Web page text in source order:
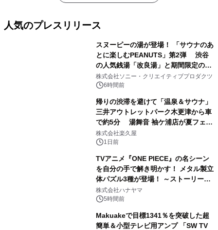
人気のプレスリリース
スヌーピーの湯が登場！ 「サウナのあ
とに楽しむPEANUTS」第2弾 渋谷
の人気銭湯「改良湯」と期間限定のコ
ラボレーション サウナイキタイコラ
ボグッズも発売決定！
株式会社ソニー・クリエイティブプロダクツ
6時間前
帰りの渋滞を避けて「温泉＆サウナ」
三井アウトレットパーク木更津から車
で約5分 湯舞音 袖ケ浦店が夏フェア
メニューを提供
株式会社楽久屋
1日前
TVアニメ『ONE PIECE』の名シーン
を自分の手で解き明かす！ メタル製立
体パズル3種が登場！ ～ストーリーと
ギミックが融合した 大人の体験型パズ
ルが8月7日(金)12時より先行予約受付
株式会社ハナヤマ
5時間前
Makuakeで目標1341％を突破した超
簡単＆小型テレビ用アンプ 「SW TV